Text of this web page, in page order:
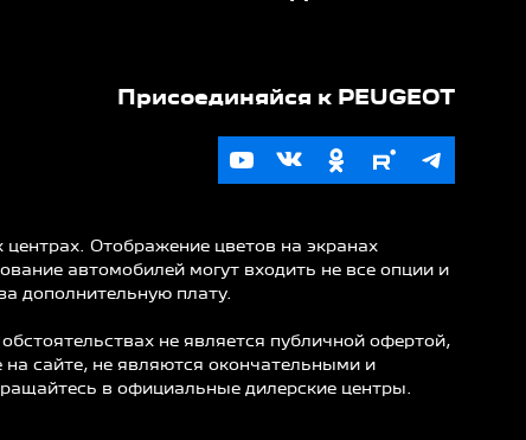
Отображение цветов на экранах
автомобилей могут входить не все опции и
дополнительную плату.
не является публичной офертой,
сайте, не являются окончательными и
в официальные дилерские центры.